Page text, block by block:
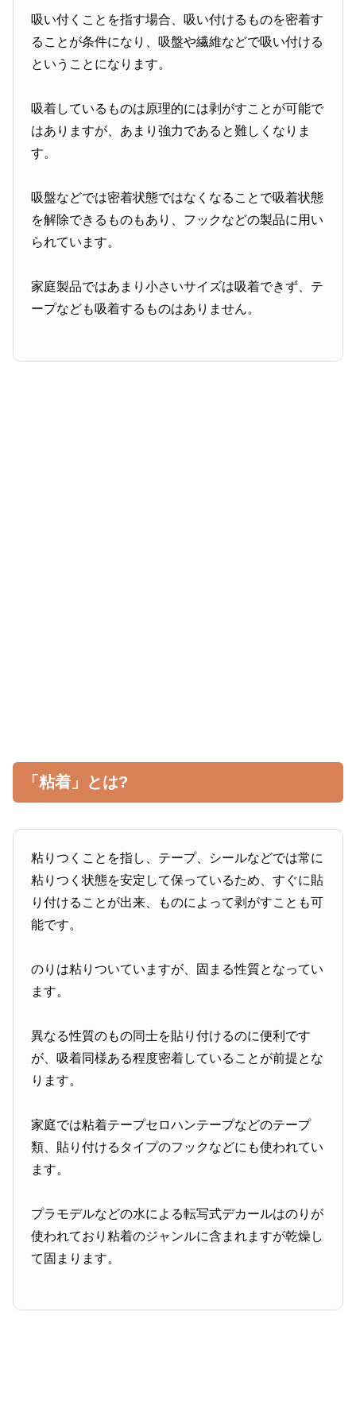
吸い付くことを指す場合、吸い付けるものを密着す
ることが条件になり、吸盤や繊維などで吸い付ける
ということになります。
吸着しているものは原理的には剥がすことが可能で
はありますが、あまり強力であると難しくなりま
す。
吸盤などでは密着状態ではなくなることで吸着状態
を解除できるものもあり、フックなどの製品に用い
られています。
家庭製品ではあまり小さいサイズは吸着できず、テ
ープなども吸着するものはありません。
「粘着」とは?
粘りつくことを指し、テープ、シールなどでは常に
粘りつく状態を安定して保っているため、すぐに貼
り付けることが出来、ものによって剥がすことも可
能です。
のりは粘りついていますが、固まる性質となってい
ます。
異なる性質のもの同士を貼り付けるのに便利です
が、吸着同様ある程度密着していることが前提とな
ります。
家庭では粘着テープセロハンテープなどのテープ
類、貼り付けるタイプのフックなどにも使われてい
ます。
プラモデルなどの水による転写式デカールはのりが
使われており粘着のジャンルに含まれますが乾燥し
て固まります。